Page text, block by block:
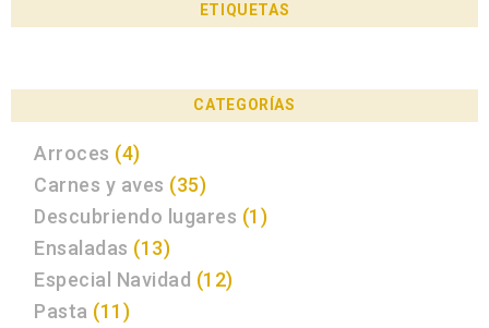
ETIQUETAS
CATEGORÍAS
Arroces (4)
Carnes y aves (35)
Descubriendo lugares (1)
Ensaladas (13)
Especial Navidad (12)
Pasta (11)